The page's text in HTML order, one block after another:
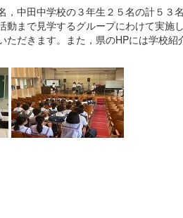
中田中学校の３年生２５名の計５３
まで見学するグループにわけて実施
だきます。また，県のHPには学校